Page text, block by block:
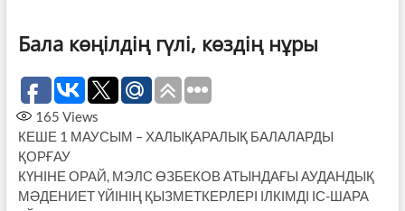
Бала көңілдің гүлі, көздің нұры
165 Views
КЕШЕ 1 МАУСЫМ – ХАЛЫҚАРАЛЫҚ БАЛАЛАРДЫ
ҚОРҒАУ
КҮНІНЕ ОРАЙ, МЭЛС ӨЗБЕКОВ АТЫНДАҒЫ АУДАНДЫҚ
МӘДЕНИЕТ ҮЙІНІҢ ҚЫЗМЕТКЕРЛЕРІ ІЛКІМДІ ІС-ШАРА